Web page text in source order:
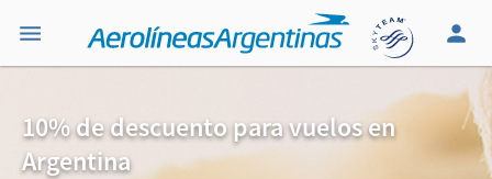
10% de descuento para vuelos en
Argentina